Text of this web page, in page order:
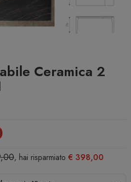
Ceramica 2
, hai risparmiato € 398,00